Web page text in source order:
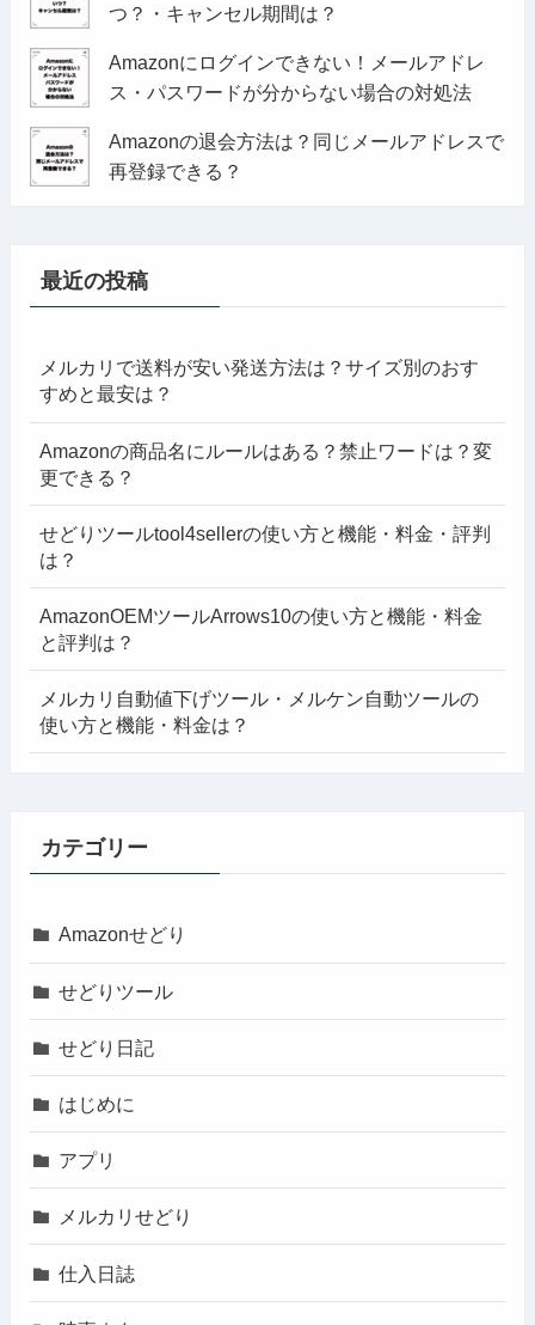
つ？・キャンセル期間は？
Amazonにログインできない！メールアドレ
ス・パスワードが分からない場合の対処法
Amazonの退会方法は？同じメールアドレスで
再登録できる？
最近の投稿
メルカリで送料が安い発送方法は？サイズ別のおす
すめと最安は？
Amazonの商品名にルールはある？禁止ワードは？変
更できる？
せどりツールtool4sellerの使い方と機能・料金・評判
は？
AmazonOEMツールArrows10の使い方と機能・料金
と評判は？
メルカリ自動値下げツール・メルケン自動ツールの
使い方と機能・料金は？
カテゴリー
Amazonせどり
せどりツール
せどり日記
はじめに
アプリ
メルカリせどり
仕入日誌